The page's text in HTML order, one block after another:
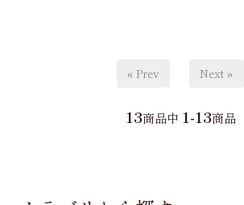
« Prev Next »
13商品中 1-13商品